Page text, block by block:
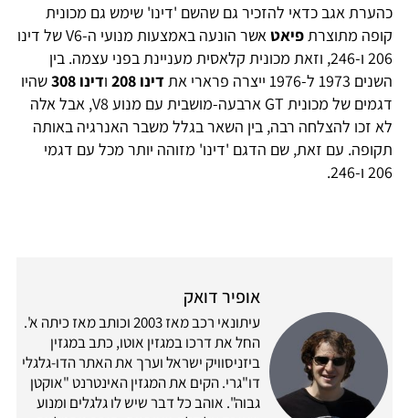
כהערת אגב כדאי להזכיר גם שהשם 'דינו' שימש גם מכונית
קופה מתוצרתפיאט
אשר הונעה באמצעות מנועי ה-V6 של דינו
206 ו-246, וזאת מכונית קלאסית מעניינת בפני עצמה. בין
השנים 1973 ל-1976 ייצרה פרארי את
דינו 208 ודינו 308
שהיו
דגמים של
מכונית GT ארבעה-מושבית עם מנוע V8, אבל אלה
לא זכו להצלחה רבה, בין השאר בגלל משבר האנרגיה באותה
תקופה. עם זאת, שם הדגם 'דינו' מזוהה יותר מכל עם דגמי
206 ו-246.
אופיר דואק
עיתונאי רכב מאז 2003 וכותב מאז כיתה א'.
החל את דרכו במגזין אוטו, כתב במגזין
ביזניסוויק ישראל וערך את האתר הדו-גלגלי
דו"גרי. הקים את המגזין האינטרנט "אוקטן
גבוה". אוהב כל דבר שיש לו גלגלים ומנוע